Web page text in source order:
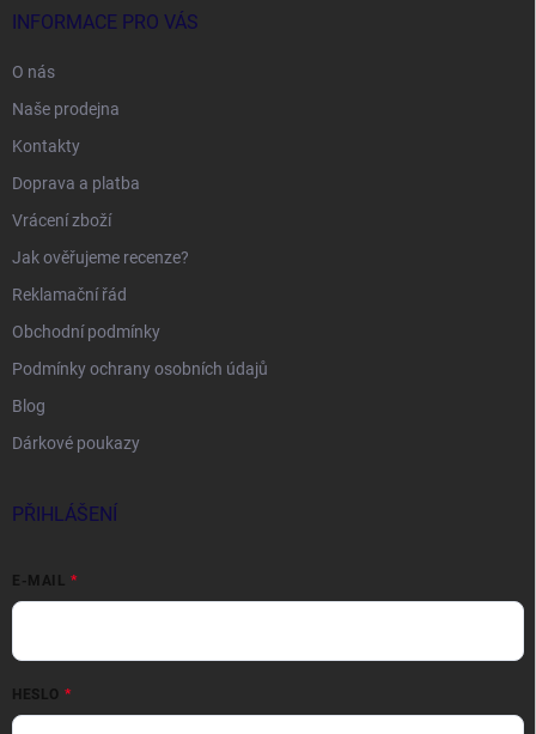
INFORMACE PRO VÁS
O nás
Naše prodejna
Kontakty
Doprava a platba
Vrácení zboží
Jak ověřujeme recenze?
Reklamační řád
Obchodní podmínky
Podmínky ochrany osobních údajů
Blog
Dárkové poukazy
PŘIHLÁŠENÍ
E-MAIL
HESLO